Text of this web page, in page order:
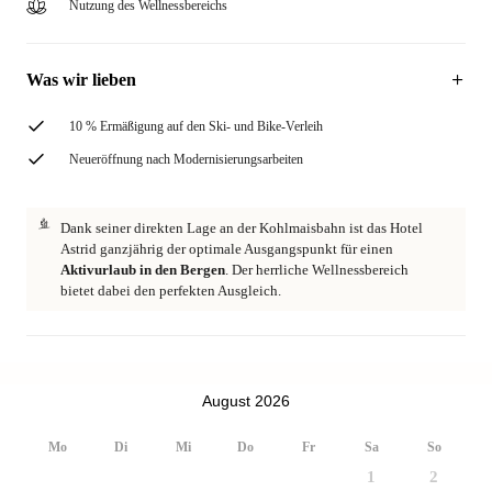
Nutzung des Wellnessbereichs
Was wir lieben
10 % Ermäßigung auf den Ski- und Bike-Verleih
Neueröffnung nach Modernisierungsarbeiten
Dank seiner direkten Lage an der Kohlmaisbahn ist das Hotel
Astrid ganzjährig der optimale Ausgangspunkt für einen
Aktivurlaub in den Bergen. Der herrliche Wellnessbereich
bietet dabei den perfekten Ausgleich.
August 2026
Mo Di Mi Do Fr Sa So
1 2